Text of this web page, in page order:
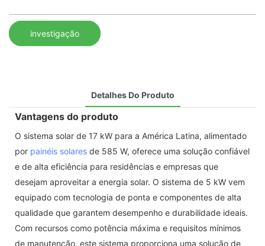
investigação
Detalhes Do Produto
Vantagens do produto
O sistema solar de 17 kW para a América Latina, alimentado
por painéis solares de 585 W, oferece uma solução confiável
e de alta eficiência para residências e empresas que
desejam aproveitar a energia solar. O sistema de 5 kW vem
equipado com tecnologia de ponta e componentes de alta
qualidade que garantem desempenho e durabilidade ideais.
Com recursos como potência máxima e requisitos mínimos
de manutenção, este sistema proporciona uma solução de